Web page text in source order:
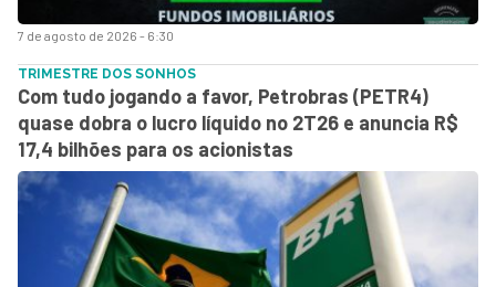
7 de agosto de 2026 - 6:30
TRIMESTRE DOS SONHOS
Com tudo jogando a favor, Petrobras (PETR4)
quase dobra o lucro líquido no 2T26 e anuncia R$
17,4 bilhões para os acionistas